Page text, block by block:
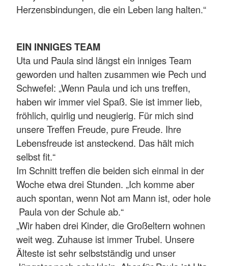
Herzensbindungen, die ein Leben lang halten.“
EIN INNIGES TEAM
Uta und Paula sind längst ein inniges Team
geworden und halten zusammen wie Pech und
Schwefel: „Wenn Paula und ich uns treffen,
haben wir immer viel Spaß. Sie ist immer lieb,
fröhlich, quirlig und neugierig. Für mich sind
unsere Treffen Freude, pure Freude. Ihre
Lebensfreude ist ansteckend. Das hält mich
selbst fit.“
Im Schnitt treffen die beiden sich einmal in der
Woche etwa drei Stunden. „Ich komme aber
auch spontan, wenn Not am Mann ist, oder hole
Paula von der Schule ab.“
„Wir haben drei Kinder, die Großeltern wohnen
weit weg. Zuhause ist immer Trubel. Unsere
Älteste ist sehr selbstständig und unser